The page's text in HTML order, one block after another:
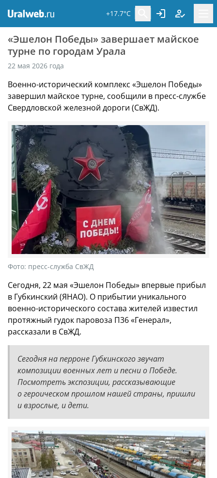
+17.7°C
«Эшелон Победы» завершает майское
турне по городам Урала
22 мая 2026 года
Военно-исторический комплекс «Эшелон Победы»
завершил майское турне, сообщили в пресс-службе
Свердловской железной дороги (СвЖД).
Фото: пресс-служба СвЖД
Сегодня, 22 мая «Эшелон Победы» впервые прибыл
в Губкинский (ЯНАО). О прибытии уникального
военно-исторического состава жителей известил
протяжный гудок паровоза П36 «Генерал»,
рассказали в СвЖД.
Сегодня на перроне Губкинского звучат
композиции военных лет и песни о Победе.
Посмотреть экспозиции, рассказывающие
о героическом прошлом нашей страны, пришли
и взрослые, и дети.